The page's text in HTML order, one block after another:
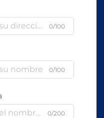
0/100
0/100
0/200